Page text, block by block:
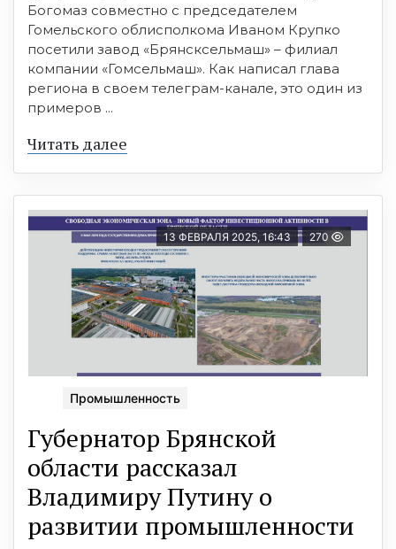
Богомаз совместно с председателем
Гомельского облисполкома Иваном Крупко
посетили завод «Брянсксельмаш» – филиал
компании «Гомсельмаш». Как написал глава
региона в своем телеграм-канале, это один из
примеров ...
Читать далее
13 ФЕВРАЛЯ 2025, 16:43 270
Промышленность
Губернатор Брянской
области рассказал
Владимиру Путину о
развитии промышленности